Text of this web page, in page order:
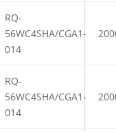
RQ-
56WC4SHA/CGA1-
014
RQ-
56WC4SHA/CGA1-
014